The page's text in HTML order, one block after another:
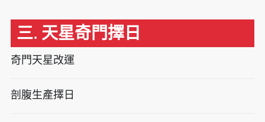
三. 天星奇門擇日
奇門天星改運
剖腹生產擇日